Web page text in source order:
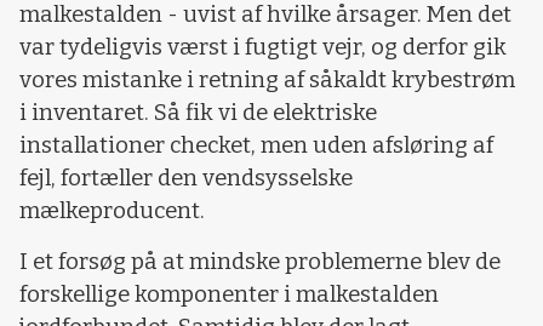
malkestalden - uvist af hvilke årsager. Men det
var tydeligvis værst i fugtigt vejr, og derfor gik
vores mistanke i retning af såkaldt krybestrøm
i inventaret. Så fik vi de elektriske
installationer checket, men uden afsløring af
fejl, fortæller den vendsysselske
mælkeproducent.
I et forsøg på at mindske problemerne blev de
forskellige komponenter i malkestalden